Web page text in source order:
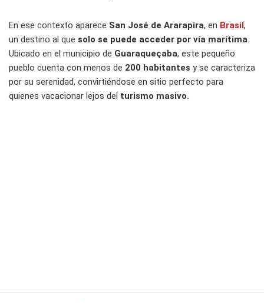
En ese contexto aparece San José de Ararapira, en Brasil,
un destino al que solo se puede acceder por vía marítima.
Ubicado en el municipio de Guaraqueçaba, este pequeño
pueblo cuenta con menos de 200 habitantes y se caracteriza
por su serenidad, convirtiéndose en sitio perfecto para
quienes vacacionar lejos del turismo masivo.